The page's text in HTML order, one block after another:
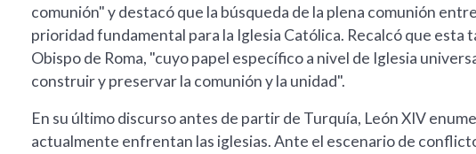
comunión" y destacó que la búsqueda de la plena comunión
prioridad fundamental para la Iglesia Católica. Recalcó que esta
Obispo de Roma, "cuyo papel específico a nivel de Iglesia
construir y preservar la comunión y la unidad".
En su último discurso antes de partir de Turquía, León XIV
actualmente enfrentan las iglesias. Ante el escenario de